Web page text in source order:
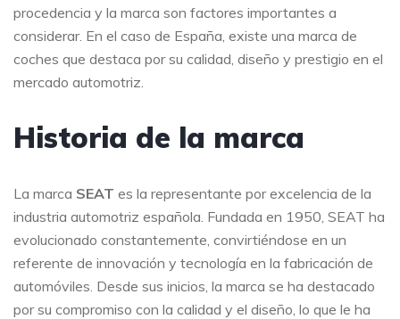
procedencia y la marca son factores importantes a
considerar. En el caso de España, existe una marca de
coches que destaca por su calidad, diseño y prestigio en el
mercado automotriz.
Historia de la marca
La marca SEAT es la representante por excelencia de la
industria automotriz española. Fundada en 1950, SEAT ha
evolucionado constantemente, convirtiéndose en un
referente de innovación y tecnología en la fabricación de
automóviles. Desde sus inicios, la marca se ha destacado
por su compromiso con la calidad y el diseño, lo que le ha